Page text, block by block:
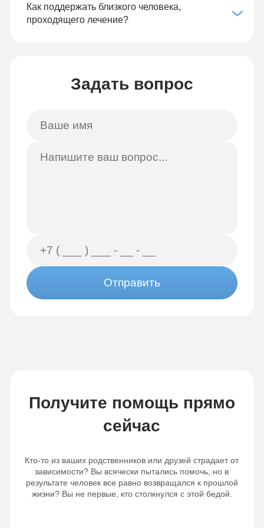
Как поддержать близкого человека,
проходящего лечение?
Задать вопрос
Отправить
Получите помощь прямо
сейчас
Кто-то из ваших родственников или друзей страдает от
зависимости? Вы всячески пытались помочь, но в
результате человек все равно возвращался к прошлой
жизни? Вы не первые, кто столкнулся с этой бедой.